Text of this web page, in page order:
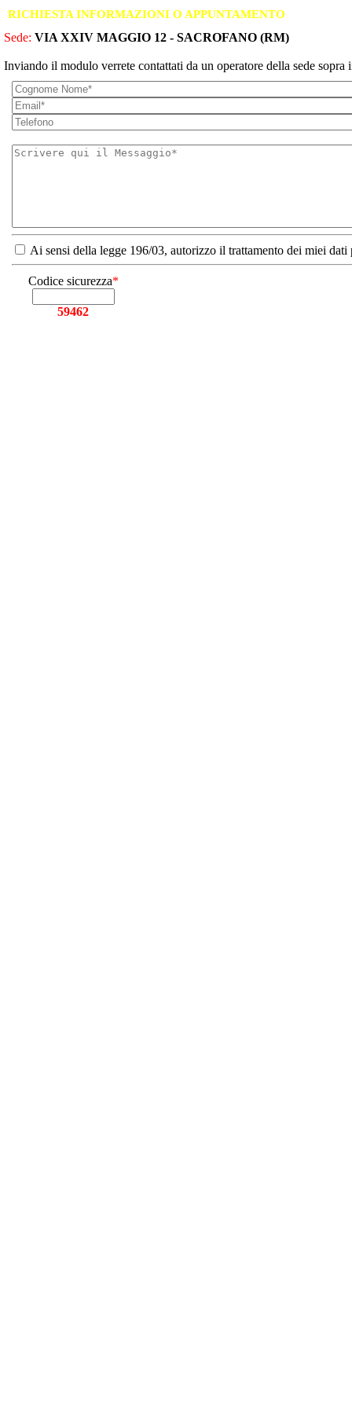
RICHIESTA INFORMAZIONI O APPUNTAMENTO
Sede: VIA XXIV MAGGIO 12 - SACROFANO (RM)
Inviando il modulo verrete contattati da un operatore della sede sopra
Ai sensi della legge 196/03, autorizzo il trattamento dei miei
Codice sicurezza*
59462